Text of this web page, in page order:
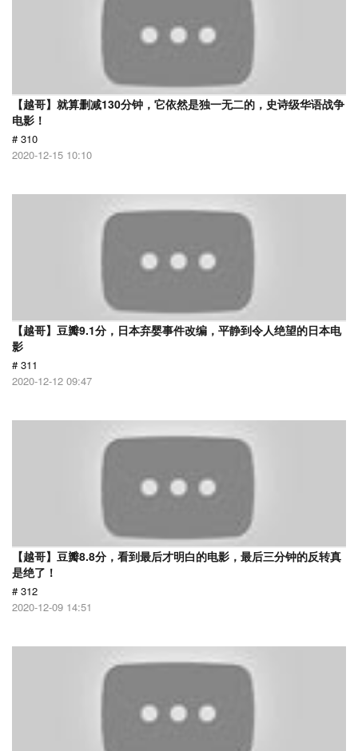
【越哥】就算删减130分钟，它依然是独一无二的，史诗级华语战争
电影！
# 310
2020-12-15 10:10
【越哥】豆瓣9.1分，日本弃婴事件改编，平静到令人绝望的日本电
影
# 311
2020-12-12 09:47
【越哥】豆瓣8.8分，看到最后才明白的电影，最后三分钟的反转真
是绝了！
# 312
2020-12-09 14:51